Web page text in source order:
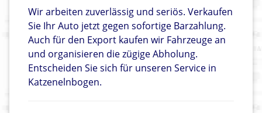
Wir arbeiten zuverlässig und seriös. Verkaufen
Sie Ihr Auto jetzt gegen sofortige Barzahlung.
Auch für den Export kaufen wir Fahrzeuge an
und organisieren die zügige Abholung.
Entscheiden Sie sich für unseren Service in
Katzenelnbogen.